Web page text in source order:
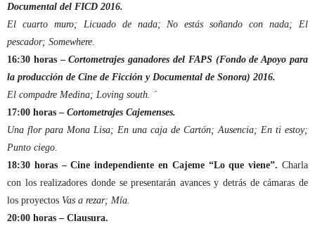
Documental del FICD 2016.
El cuarto muro; Licuado de nada; No estás soñando con nada; El
pescador; Somewhere.
16:30 horas –Cortometrajes ganadores del FAPS (Fondo de Apoyo para
la producción de Cine de Ficción y Documental de Sonora) 2016.
El compadre Medina; Loving south. ´
17:00 horas – Cortometrajes Cajemenses.
Una flor para Mona Lisa; En una caja de Cartón; Ausencia; En ti estoy;
Punto ciego
18:30 horas – Cine independiente en Cajeme “Lo que viene”. Charla
con los realizadores donde se presentarán avances y detrás de cámaras de
los proyectos Vas a rezar; Mía.
20:00 horas – Clausura.